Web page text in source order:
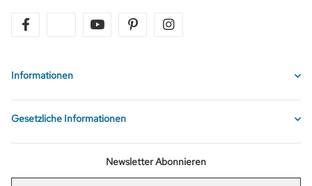
twitter youtube pinterest
Informationen
Gesetzliche Informationen
Newsletter Abonnieren